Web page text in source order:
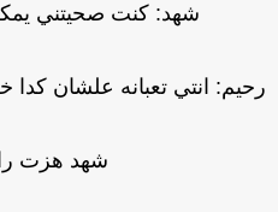
شهد: كنت صحيتني
انتي تعبانه علشان كدا
شهد هزت